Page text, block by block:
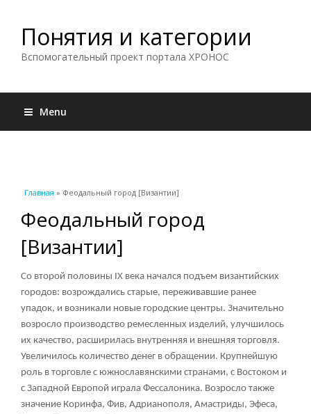
Понятия и категории
Вспомогательный проект портала ХРОНОС
Menu
Вы здесь
Главная » Феодальный город [Византии]
Феодальный город
[Византии]
Со второй половины IX века начался подъем византийских
городов: возрождались старые, переживавшие ранее
упадок, и возникали новые городские центры. Значительно
возросло производство ремесленных изделий, улучшилось
их качество, расширилась внутренняя и внешняя торговля.
Увеличилось количество денег в обращении. Крупнейшую
роль в торговле с южнославянскими странами, с Востоком и
с Западной Европой играла Фессалоника. Возросло также
значение Коринфа, Фив, Адрианополя, Амастриды, Эфеса,